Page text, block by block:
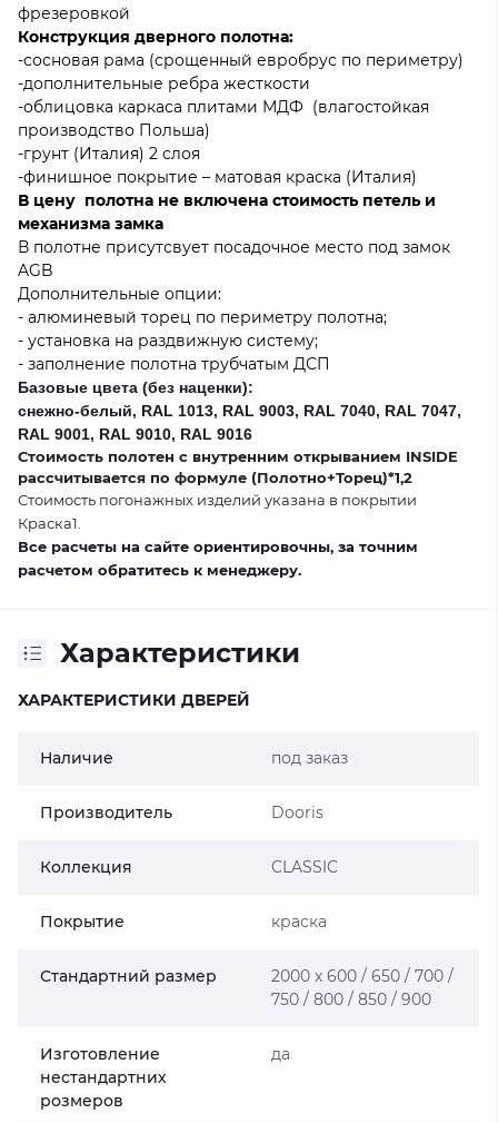
фрезеровкой
Конструкция дверного полотна:
-сосновая рама (срощенный евробрус по периметру)
-дополнительные ребра жесткости
-облицовка каркаса плитами МДФ (влагостойкая
производство Польша)
-грунт (Италия) 2 слоя
-финишное покрытие – матовая краска (Италия)
В цену полотна не включена стоимость петель и
механизма замка
В полотне присутсвует посадочное место под замок
AGB
Дополнительные опции:
- алюминевый торец по периметру полотна;
- установка на раздвижную систему;
- заполнение полотна трубчатым ДСП
Базовые цвета (без наценки):
снежно-белый, RAL 1013, RAL 9003, RAL 7040, RAL 7047,
RAL 9001, RAL 9010, RAL 9016
Стоимость полотен с внутренним открыванием INSIDE
рассчитывается по формуле (Полотно+Торец)*1,2
Стоимость погонажных изделий указана в покрытии
Краска1.
Все расчеты на сайте ориентировочны, за точним
расчетом обратитесь к менеджеру.
Характеристики
ХАРАКТЕРИСТИКИ ДВЕРЕЙ
Наличие под заказ
Производитель Dooris
Коллекция CLASSIC
Покрытие краска
Стандартний размер
2000 х 600 / 650 / 700 /
750 / 800 / 850 / 900
Изготовление
нестандартних
розмеров
да